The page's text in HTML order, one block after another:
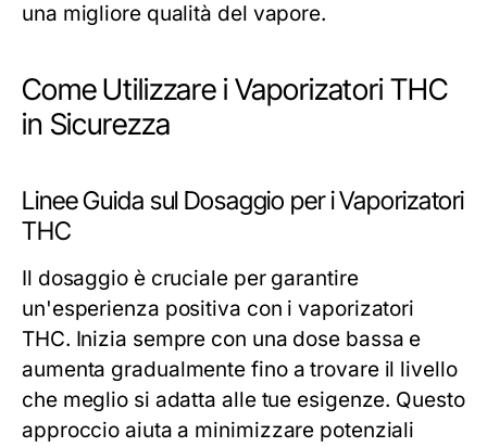
una migliore qualità del vapore.
Come Utilizzare i Vaporizatori THC
in Sicurezza
Linee Guida sul Dosaggio per i Vaporizatori
THC
Il dosaggio è cruciale per garantire
un'esperienza positiva con i vaporizatori
THC. Inizia sempre con una dose bassa e
aumenta gradualmente fino a trovare il livello
che meglio si adatta alle tue esigenze. Questo
approccio aiuta a minimizzare potenziali